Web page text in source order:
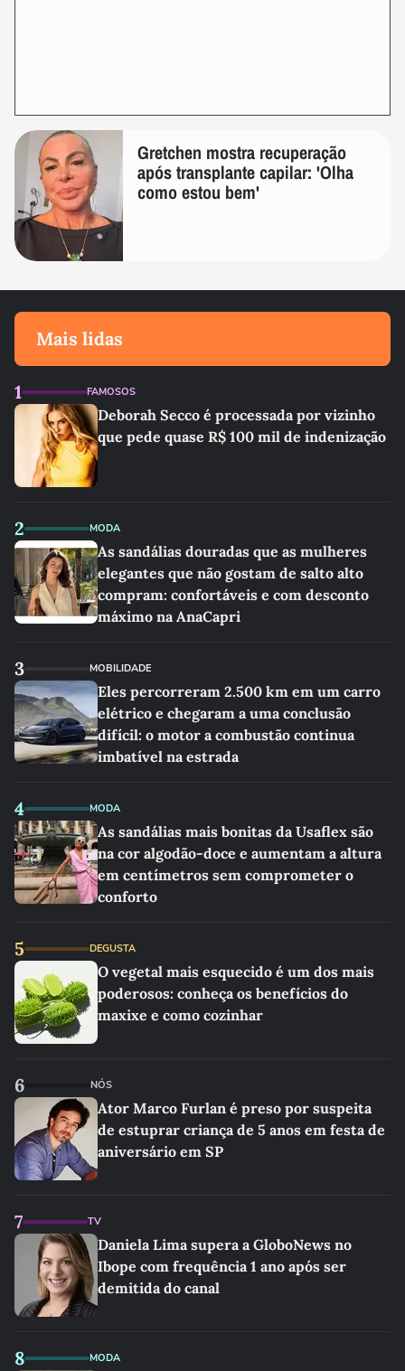
Gretchen mostra recuperação
após transplante capilar: 'Olha
como estou bem'
Mais lidas
1 FAMOSOS
Deborah Secco é processada por vizinho
que pede quase R$ 100 mil de indenização
2 MODA
As sandálias douradas que as mulheres
elegantes que não gostam de salto alto
compram: confortáveis e com desconto
máximo na AnaCapri
3 MOBILIDADE
Eles percorreram 2.500 km em um carro
elétrico e chegaram a uma conclusão
difícil: o motor a combustão continua
imbatível na estrada
4 MODA
As sandálias mais bonitas da Usaflex são
na cor algodão-doce e aumentam a altura
em centímetros sem comprometer o
conforto
5 DEGUSTA
O vegetal mais esquecido é um dos mais
poderosos: conheça os benefícios do
maxixe e como cozinhar
6 NÓS
Ator Marco Furlan é preso por suspeita
de estuprar criança de 5 anos em festa de
aniversário em SP
7 TV
Daniela Lima supera a GloboNews no
Ibope com frequência 1 ano após ser
demitida do canal
8 MODA